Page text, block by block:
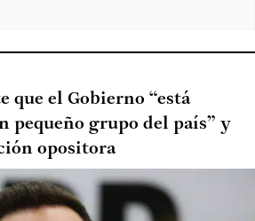
que el Gobierno “está
pequeño grupo del país” y
opositora